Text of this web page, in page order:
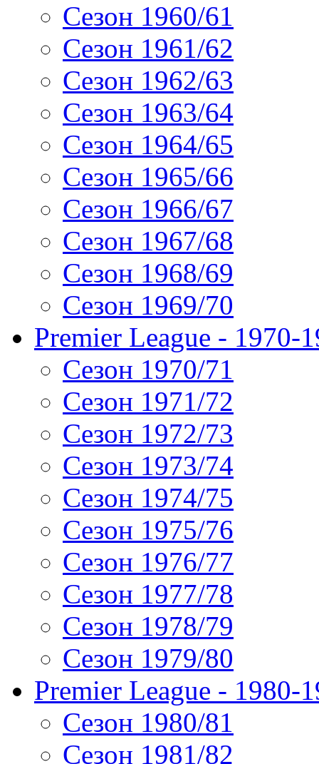
Сезон 1960/61
Сезон 1961/62
Сезон 1962/63
Сезон 1963/64
Сезон 1964/65
Сезон 1965/66
Сезон 1966/67
Сезон 1967/68
Сезон 1968/69
Сезон 1969/70
Premier League - 1970-
Сезон 1970/71
Сезон 1971/72
Сезон 1972/73
Сезон 1973/74
Сезон 1974/75
Сезон 1975/76
Сезон 1976/77
Сезон 1977/78
Сезон 1978/79
Сезон 1979/80
Premier League - 1980-
Сезон 1980/81
Сезон 1981/82